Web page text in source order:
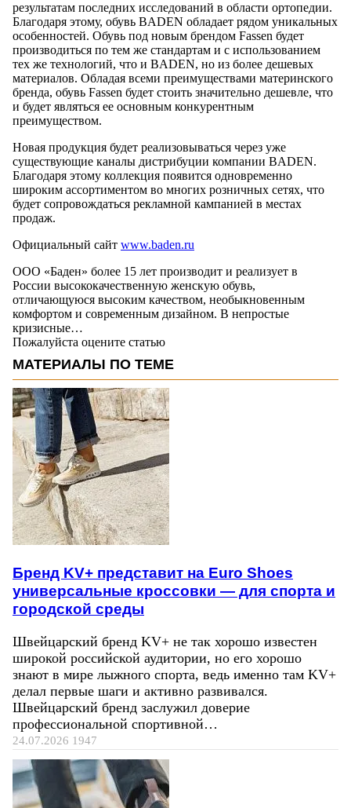
результатам последних исследований в области ортопедии.
Благодаря этому, обувь BADEN обладает рядом уникальных
особенностей. Обувь под новым брендом Fassen будет
производиться по тем же стандартам и с использованием
тех же технологий, что и BADEN, но из более дешевых
материалов. Обладая всеми преимуществами материнского
бренда, обувь Fassen будет стоить значительно дешевле, что
и будет являться ее основным конкурентным
преимуществом.
Новая продукция будет реализовываться через уже
существующие каналы дистрибуции компании BADEN.
Благодаря этому коллекция появится одновременно
широким ассортиментом во многих розничных сетях, что
будет сопровождаться рекламной кампанией в местах
продаж.
Официальный сайт www.baden.ru
ООО «Баден» более 15 лет производит и реализует в
России высококачественную женскую обувь,
отличающуюся высоким качеством, необыкновенным
комфортом и современным дизайном. В непростые
кризисные…
Пожалуйста оцените статью
МАТЕРИАЛЫ ПО ТЕМЕ
Бренд KV+ представит на Euro Shoes
универсальные кроссовки — для спорта и
городской среды
Швейцарский бренд KV+ не так хорошо известен
широкой российской аудитории, но его хорошо
знают в мире лыжного спорта, ведь именно там KV+
делал первые шаги и активно развивался.
Швейцарский бренд заслужил доверие
профессиональной спортивной…
24.07.2026 1947